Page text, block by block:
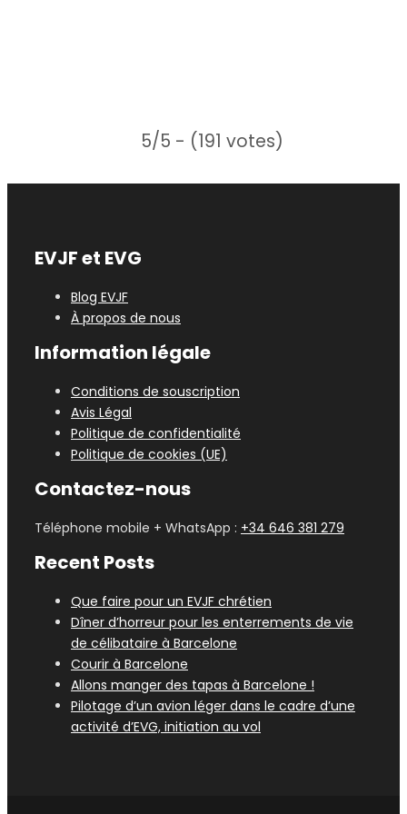
5/5 - (191 votes)
EVJF et EVG
Blog EVJF
À propos de nous
Information légale
Conditions de souscription
Avis Légal
Politique de confidentialité
Politique de cookies (UE)
Contactez-nous
Téléphone mobile + WhatsApp : +34 646 381 279
Recent Posts
Que faire pour un EVJF chrétien
Dîner d’horreur pour les enterrements de vie
de célibataire à Barcelone
Courir à Barcelone
Allons manger des tapas à Barcelone !
Pilotage d’un avion léger dans le cadre d’une
activité d’EVG, initiation au vol